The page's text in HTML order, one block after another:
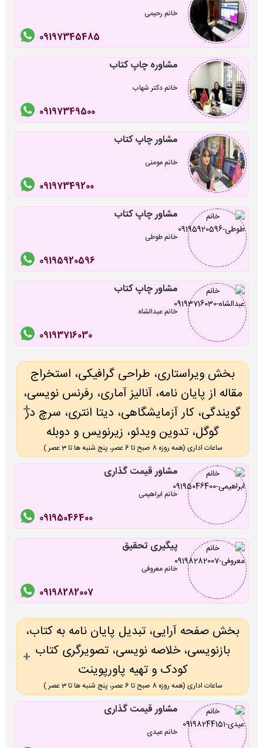
خانم رحیمی
09197345485
مشاوره چاپ کتاب
خانم دکتر شهاب
09197349500
مشاور چاپ کتاب
خانم مومنی
09197349200
مشاور چاپ کتاب
خانم طوطی
09195920596
مشاور چاپ کتاب
خانم عبدالشاه
09193716030
بخش ویراستاری، طراحی گرافیکی، استخراج
مقاله از پایان نامه، آنالیز آماری، رفرنس نویسی،
گویندگی، کار آزمایشگاهی، دیتا انتری، سرچ در
گوگل، تدوین ویدئو، زیرنویس و دوبله
ساعات اداری (همه روزه 8 صبح تا 6 عصر، پنج شنبه ها تا 3 عصر )
مشاور قیمت گذاری
خانم ابراهیمی
09195046400
پیگیری تحقیق
خانم معروفی
09198282007
بخش صفحه آرایی، تبدیل پایان نامه به کتاب،
بازنویسی، خلاصه نویسی، تصویرگری کتاب
کودک و تهیه پاورپوینت
ساعات اداری (همه روزه 8 صبح تا 6 عصر، پنج شنبه ها تا 3 عصر )
مشاور قیمت گذاری
خانم عیدی